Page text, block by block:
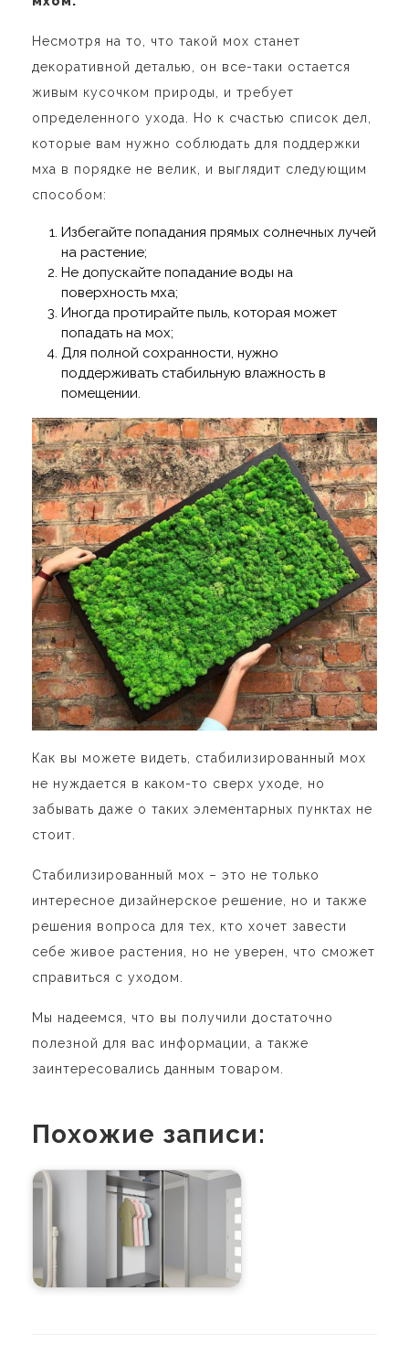
Несмотря на то, что такой мох станет
декоративной деталью, он все-таки остается
живым кусочком природы, и требует
определенного ухода. Но к счастью список дел,
которые вам нужно соблюдать для поддержки
мха в порядке не велик, и выглядит следующим
способом:
Избегайте попадания прямых солнечных лучей
на растение;
Не допускайте попадание воды на
поверхность мха;
Иногда протирайте пыль, которая может
попадать на мох;
Для полной сохранности, нужно
поддерживать стабильную влажность в
помещении.
Как вы можете видеть, стабилизированный мох
не нуждается в каком-то сверх уходе, но
забывать даже о таких элементарных пунктах не
стоит.
Стабилизированный мох – это не только
интересное дизайнерское решение, но и также
решения вопроса для тех, кто хочет завести
себе живое растения, но не уверен, что сможет
справиться с уходом.
Мы надеемся, что вы получили достаточно
полезной для вас информации, а также
заинтересовались данным товаром.
Похожие записи: